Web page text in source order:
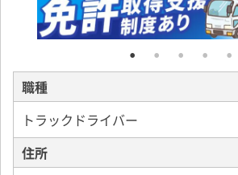
職種
トラックドライバー
住所